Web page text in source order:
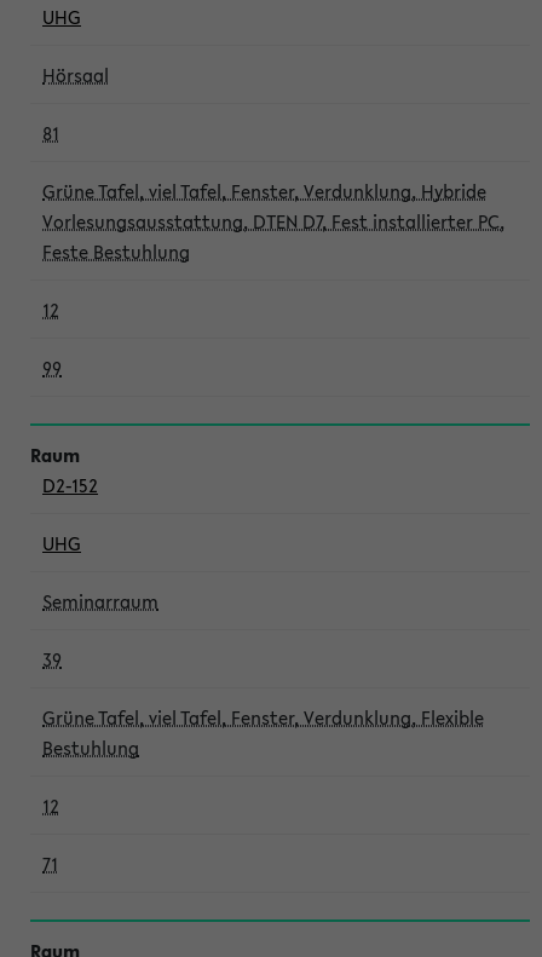
UHG
Hörsaal
81
Grüne Tafel, viel Tafel, Fenster, Verdunklung, Hybride
Vorlesungsausstattung, DTEN D7, Fest installierter PC,
Feste Bestuhlung
12
99
D2-152
UHG
Seminarraum
39
Grüne Tafel, viel Tafel, Fenster, Verdunklung, Flexible
Bestuhlung
12
71